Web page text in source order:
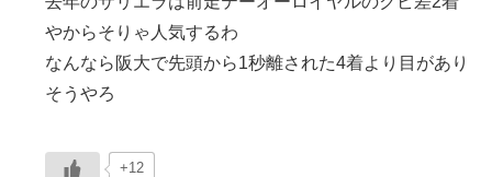
やからそりゃ人気するわ
なんなら阪大で先頭から1秒離された4着より目があり
そうやろ
+12